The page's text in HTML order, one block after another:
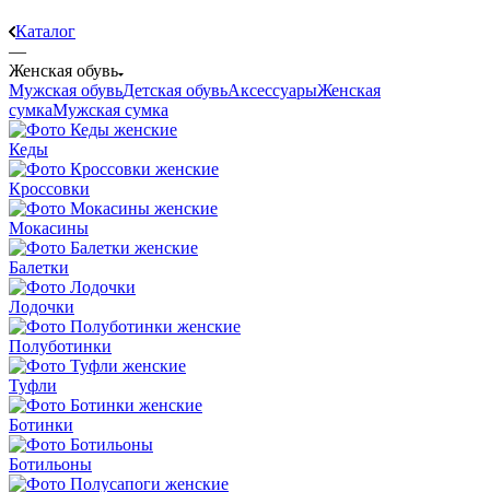
Каталог
—
Женская обувь
Мужская обувьДетская обувьАксессуарыЖенская
сумкаМужская сумка
Кеды
Кроссовки
Мокасины
Балетки
Лодочки
Полуботинки
Туфли
Ботинки
Ботильоны